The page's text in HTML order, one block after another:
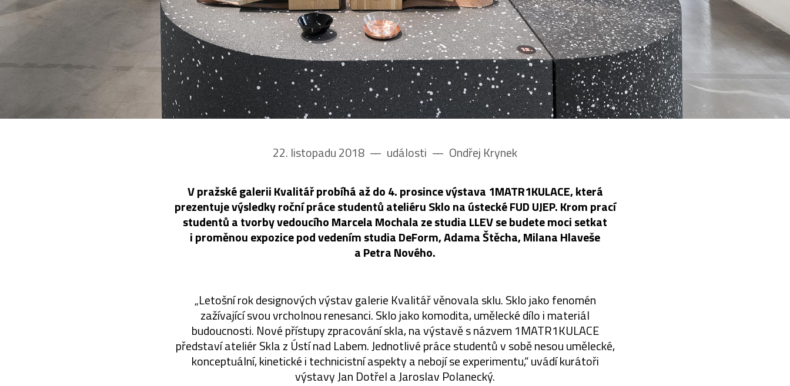
22. listopadu 2018 –– události –– Ondřej Krynek
V pražské galerii Kvalitář probíhá až do 4. prosince výstava 1MATR1KULACE, která
prezentuje výsledky roční práce studentů ateliéru Sklo na ústecké FUD UJEP. Krom prací
studentů a tvorby vedoucího Marcela Mochala ze studia LLEV se budete moci setkat
i proměnou expozice pod vedením studia DeForm, Adama Štěcha, Milana Hlaveše
a Petra Nového.
„Letošní rok designových výstav galerie Kvalitář věnovala sklu. Sklo jako fenomén
zažívající svou vrcholnou renesanci. Sklo jako komodita, umělecké dílo i materiál
budoucnosti. Nové přístupy zpracování skla, na výstavě s názvem 1MATR1KULACE
představí ateliér Skla z Ústí nad Labem. Jednotlivé práce studentů v sobě nesou umělecké,
konceptuální, kinetické i technicistní aspekty a nebojí se experimentu,“ uvádí kurátoři
výstavy Jan Dotřel a Jaroslav Polanecký.